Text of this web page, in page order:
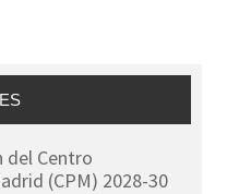
del Centro
(CPM) 2028-30